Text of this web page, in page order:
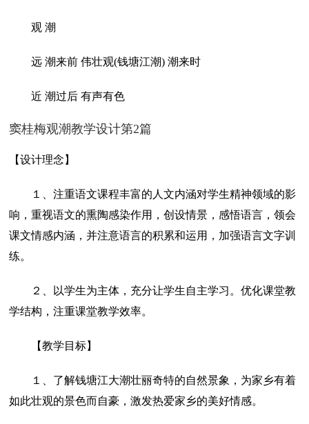
观 潮
远 潮来前 伟壮观(钱塘江潮) 潮来时
近 潮过后 有声有色
窦桂梅观潮教学设计第2篇
【设计理念】
１、注重语文课程丰富的人文内涵对学生精神领域的影
响，重视语文的熏陶感染作用，创设情景，感悟语言，领会
课文情感内涵，并注意语言的积累和运用，加强语言文字训
练。
２、以学生为主体，充分让学生自主学习。优化课堂教
学结构，注重课堂教学效率。
【教学目标】
１、了解钱塘江大潮壮丽奇特的自然景象，为家乡有着
如此壮观的景色而自豪，激发热爱家乡的美好情感。